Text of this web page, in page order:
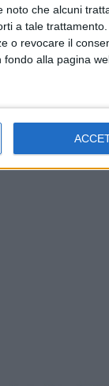
noto che alcuni
a tale
o revocare il
alla pagina